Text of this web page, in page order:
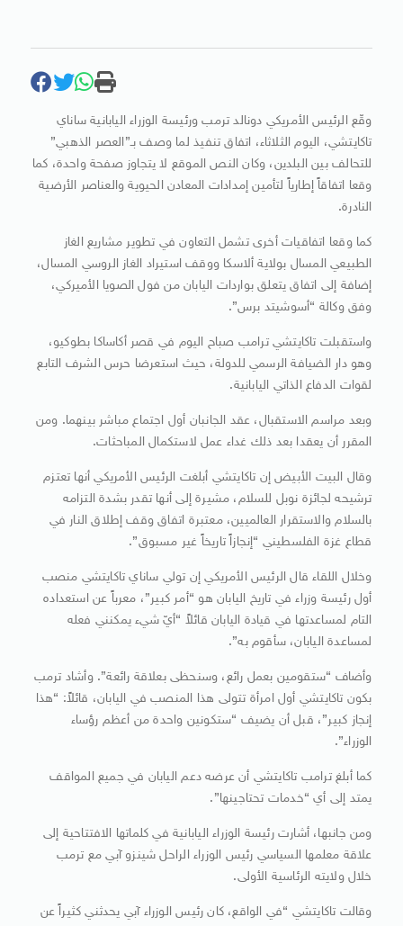
وقّع الرئيس الأمريكي دونالد ترمب ورئيسة الوزراء اليابانية ساناي
تاكايتشي، اليوم الثلاثاء، اتفاق تنفيذ لما وصف بـ”العصر الذهبي”
للتحالف بين البلدين، وكان النص الموقع لا يتجاوز صفحة واحدة، كما
وقعا اتفاقاً إطارياً لتأمين إمدادات المعادن الحيوية والعناصر الأرضية
النادرة.
كما وقعا اتفاقيات أخرى تشمل التعاون في تطوير مشاريع الغاز
الطبيعي المسال بولاية ألاسكا ووقف استيراد الغاز الروسي المسال،
إضافة إلى اتفاق يتعلق بواردات اليابان من فول الصويا الأميركي،
وفق وكالة “أسوشيتد برس”.
واستقبلت تاكايتشي ترامب صباح اليوم في قصر أكاساكا بطوكيو،
وهو دار الضيافة الرسمي للدولة، حيث استعرضا حرس الشرف التابع
لقوات الدفاع الذاتي اليابانية.
وبعد مراسم الاستقبال، عقد الجانبان أول اجتماع مباشر بينهما. ومن
المقرر أن يعقدا بعد ذلك غداء عمل لاستكمال المباحثات.
وقال البيت الأبيض إن تاكايتشي أبلغت الرئيس الأمريكي أنها تعتزم
ترشيحه لجائزة نوبل للسلام، مشيرة إلى أنها تقدر بشدة التزامه
بالسلام والاستقرار العالميين، معتبرة اتفاق وقف إطلاق النار في
قطاع غزة الفلسطيني “إنجازاً تاريخاً غير مسبوق”.
وخلال اللقاء قال الرئيس الأمريكي إن تولي ساناي تاكايتشي منصب
أول رئيسة وزراء في تاريخ اليابان هو “أمر كبير”، معرباً عن استعداده
التام لمساعدتها في قيادة اليابان قائلاً “أيّ شيء يمكنني فعله
لمساعدة اليابان، سأقوم به”.
وأضاف “ستقومين بعمل رائع، وسنحظى بعلاقة رائعة”. وأشاد ترمب
بكون تاكايتشي أول امرأة تتولى هذا المنصب في اليابان، قائلاً: “هذا
إنجاز كبير”، قبل أن يضيف “ستكونين واحدة من أعظم رؤساء
الوزراء”.
كما أبلغ ترامب تاكايتشي أن عرضه دعم اليابان في جميع المواقف
يمتد إلى أي “خدمات تحتاجينها”.
ومن جانبها، أشارت رئيسة الوزراء اليابانية في كلماتها الافتتاحية إلى
علاقة معلمها السياسي رئيس الوزراء الراحل شينزو آبي مع ترمب
خلال ولايته الرئاسية الأولى.
وقالت تاكايتشي “في الواقع، كان رئيس الوزراء آبي يحدثني كثيراً عن